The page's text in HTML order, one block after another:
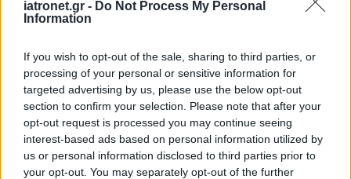
iatronet.gr - Do Not Process My Personal
Information
If you wish to opt-out of the sale, sharing to third parties, or
processing of your personal or sensitive information for
targeted advertising by us, please use the below opt-out
section to confirm your selection. Please note that after your
opt-out request is processed you may continue seeing
interest-based ads based on personal information utilized by
us or personal information disclosed to third parties prior to
your opt-out. You may separately opt-out of the further